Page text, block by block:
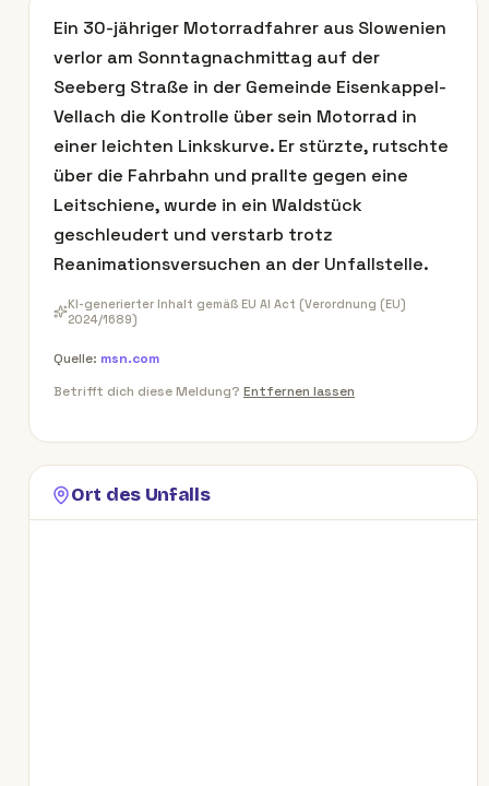
Ein 30-jähriger Motorradfahrer aus Slowenien
verlor am Sonntagnachmittag auf der
Seeberg Straße in der Gemeinde Eisenkappel-
Vellach die Kontrolle über sein Motorrad in
einer leichten Linkskurve. Er stürzte, rutschte
über die Fahrbahn und prallte gegen eine
Leitschiene, wurde in ein Waldstück
geschleudert und verstarb trotz
Reanimationsversuchen an der Unfallstelle.
KI-generierter Inhalt gemäß EU AI Act (Verordnung (EU)
2024/1689)
Quelle: msn.com
Betrifft dich diese Meldung? Entfernen lassen
Ort des Unfalls